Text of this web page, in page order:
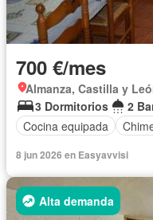
700 €/mes
Almanza, Castilla y
3 Dormitorios
2
Cocina equipada
8 jun 2026 en Easyavvisi
Alta demanda